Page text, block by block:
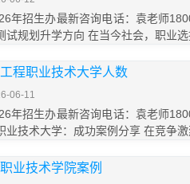
年招生办最新咨询电话：袁老师
试规划升学方向 在当今社会，职业选
程职业技术大学人数
06-11
年招生办最新咨询电话：袁老师
业技术大学：成功案例分享 在竞争激
业技术学院案例